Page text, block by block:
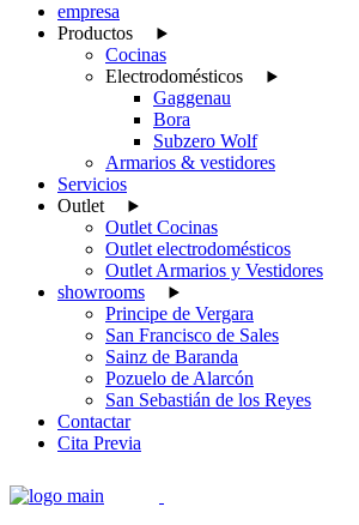
empresa
Productos
Cocinas
Electrodomésticos
Gaggenau
Bora
Subzero Wolf
Armarios & vestidores
Servicios
Outlet
Outlet Cocinas
Outlet electrodomésticos
Outlet Armarios y Vestidores
showrooms
Principe de Vergara
San Francisco de Sales
Sainz de Baranda
Pozuelo de Alarcón
San Sebastián de los Reyes
Contactar
Cita Previa